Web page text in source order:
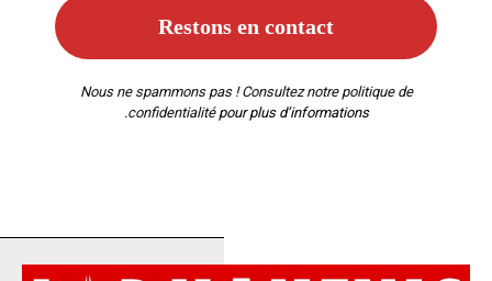
Nous ne spammons pas ! Consultez notre politique de
confidentialitépour plus d’informations.